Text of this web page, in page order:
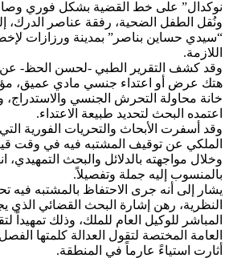
نوكدال” على خط القضية بشكل فوري
ونُقل الطفل الضحية، رفقة عناصر الدرك،
“سيدي حساين بناصر” بمدينة ورزازات
اللازمة.
​وقد كشف التقرير الطبي -لحسن الحظ-
هتك عرض أو اعتداء جنسي مادي عميق،
خانة محاولة التحرش الجنسي
اعتمده البحث لتحديد طبيعة الاعتداء.
​وقد أسفرت الأبحاث والتحريات الفورية
الملكي عن توقيف المشتبه فيه في وقت
وخلال مواجهته بالدلائل والبحث
بالمنسوب إليه جملة وتفصيلاً.
​يشار إلى أنه جرى الاحتفاظ بالمشتبه فيه
النظرية، رهن إشارة البحث القضائي
المباشر للوكيل العام للملك، وذلك تمهيداً
العامة المختصة لتقول العدالة كلمتها
أثارت استياءً عارماً في المنطقة.